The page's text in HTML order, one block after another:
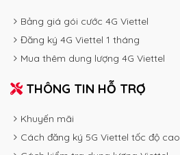
Bảng giá gói cước 4G Viettel
Đăng ký 4G Viettel 1 tháng
Mua thêm dung lượng 4G Viettel
THÔNG TIN HỖ TRỢ
Khuyến mãi
Cách đăng ký 5G Viettel tốc độ cao